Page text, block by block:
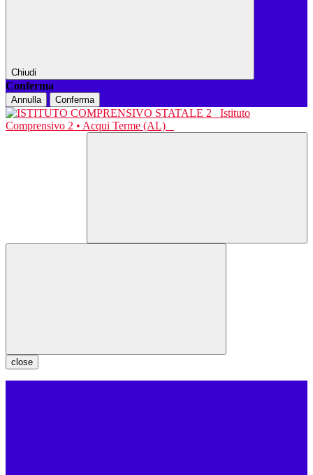
Chiudi
Conferma
Annulla Conferma
Istituto
Comprensivo 2 • Acqui Terme (AL)
close